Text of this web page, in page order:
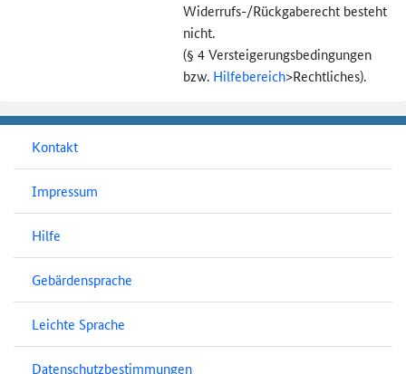
Widerrufs-/Rückgaberecht besteht
nicht.
(§ 4 Versteigerungs­bedingungen
bzw. Hilfebereich>Rechtliches).
Kontakt
Impressum
Hilfe
Gebärdensprache
Leichte Sprache
Datenschutzbestimmungen